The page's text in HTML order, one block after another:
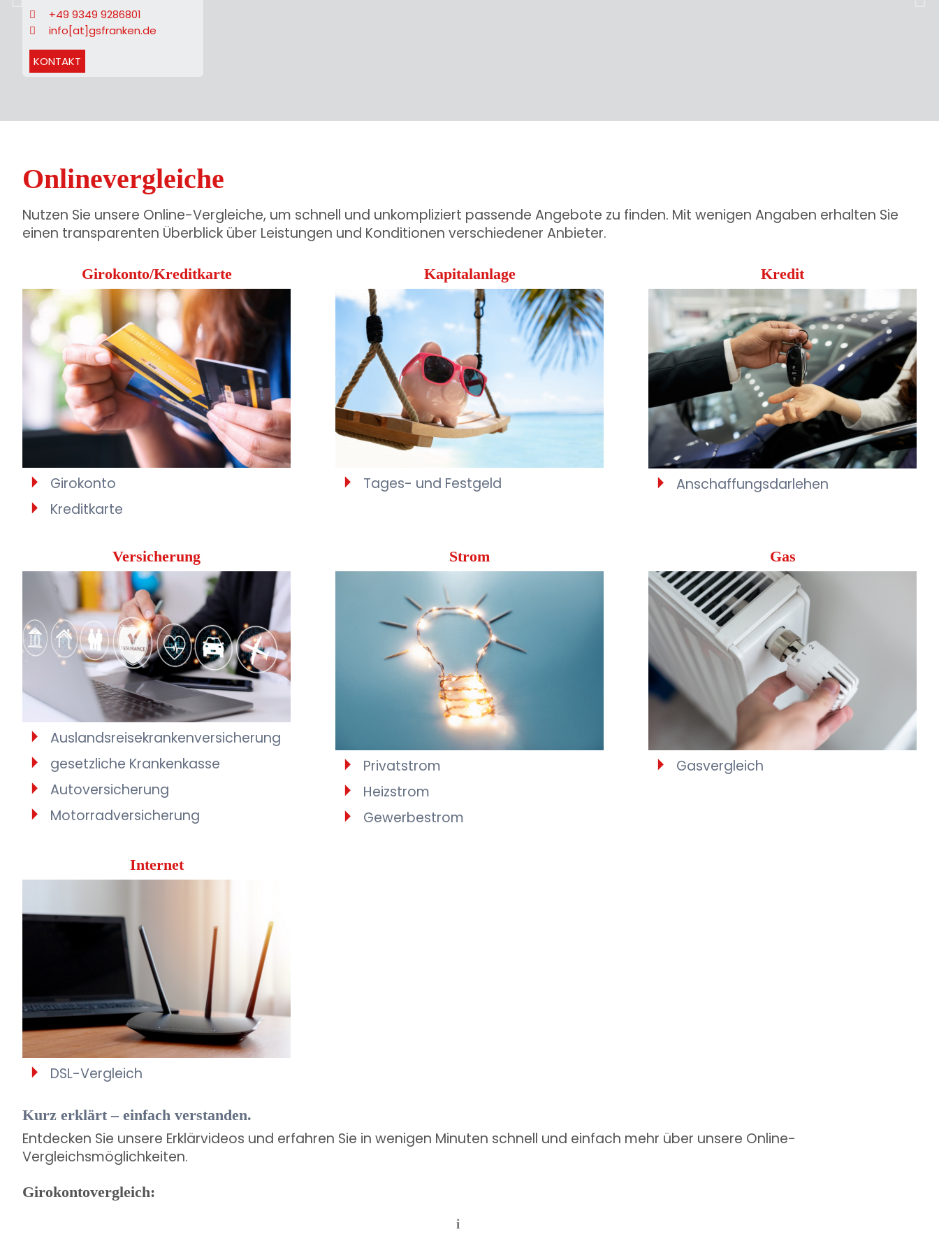
+49 9349 9286801
info[at]gsfranken.de
KONTAKT
zurück
Onlinevergleiche
Nutzen Sie unsere Online-Vergleiche, um schnell und unkompliziert passende Angebote zu finden. Mit wenigen Angaben erhalten Sie
einen transparenten Überblick über Leistungen und Konditionen verschiedener Anbieter.
Girokonto/Kreditkarte
Girokonto
Kreditkarte
Kapitalanlage
Tages- und Festgeld
Kredit
Anschaffungsdarlehen
Versicherung
Auslandsreisekrankenversicherung
gesetzliche Krankenkasse
Autoversicherung
Motorradversicherung
Strom
Privatstrom
Heizstrom
Gewerbestrom
Gas
Gasvergleich
Internet
DSL-Vergleich
Kurz erklärt – einfach verstanden.
Entdecken Sie unsere Erklärvideos und erfahren Sie in wenigen Minuten schnell und einfach mehr über unsere Online-
Vergleichsmöglichkeiten.
Girokontovergleich:
i